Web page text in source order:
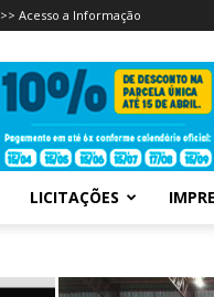
>> Acesso a Informação
LICITAÇÕES